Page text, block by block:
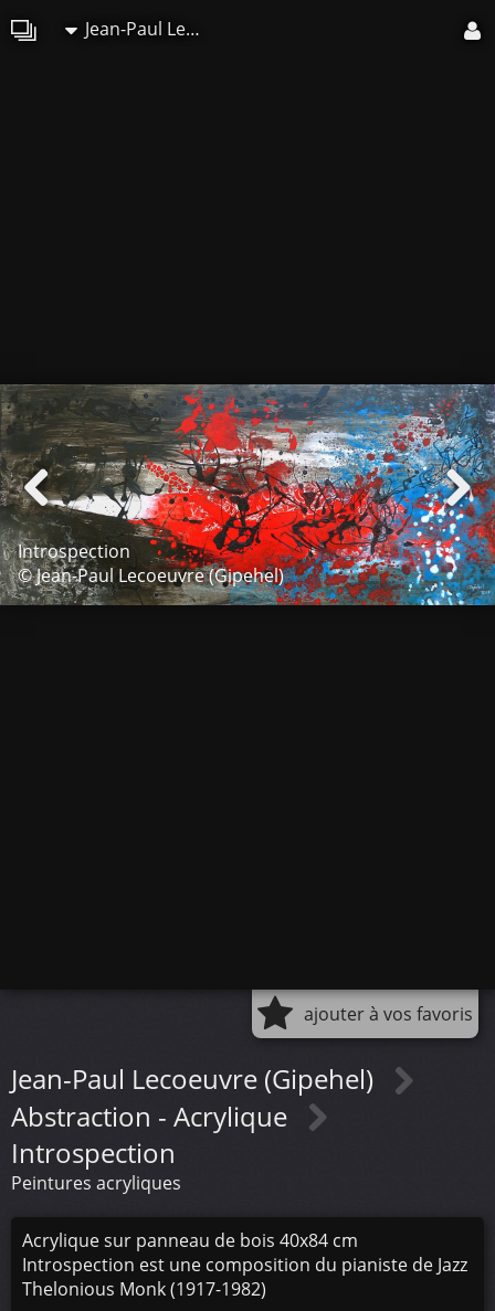
Jean-Paul Lecoeuvre (Gipehel)
Introspection
© Jean-Paul Lecoeuvre (Gipehel)
ajouter à vos favoris
Jean-Paul Lecoeuvre (Gipehel)
Abstraction - Acrylique
Introspection
Peintures acryliques
Acrylique sur panneau de bois 40x84 cm
Introspection est une composition du pianiste de Jazz
Thelonious Monk (1917-1982)